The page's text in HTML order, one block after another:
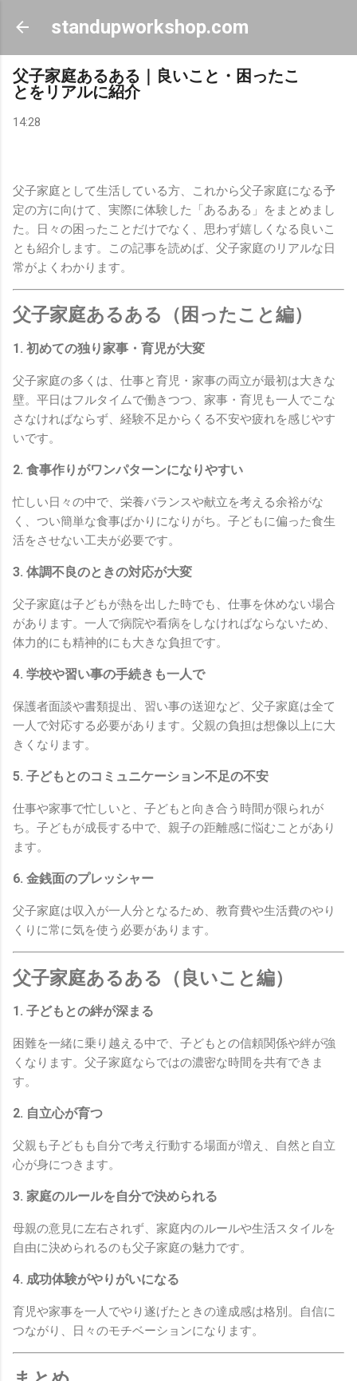
スキップしてメイン コンテンツに移動
standupworkshop.com
父子家庭あるある｜良いこと・困ったこ
とをリアルに紹介
14:28
父子家庭として生活している方、これから父子家庭になる予
定の方に向けて、実際に体験した「あるある」をまとめまし
た。日々の困ったことだけでなく、思わず嬉しくなる良いこ
とも紹介します。この記事を読めば、父子家庭のリアルな日
常がよくわかります。
父子家庭あるある（困ったこと編）
1. 初めての独り家事・育児が大変
父子家庭の多くは、仕事と育児・家事の両立が最初は大きな
壁。平日はフルタイムで働きつつ、家事・育児も一人でこな
さなければならず、経験不足からくる不安や疲れを感じやす
いです。
2. 食事作りがワンパターンになりやすい
忙しい日々の中で、栄養バランスや献立を考える余裕がな
く、つい簡単な食事ばかりになりがち。子どもに偏った食生
活をさせない工夫が必要です。
3. 体調不良のときの対応が大変
父子家庭は子どもが熱を出した時でも、仕事を休めない場合
があります。一人で病院や看病をしなければならないため、
体力的にも精神的にも大きな負担です。
4. 学校や習い事の手続きも一人で
保護者面談や書類提出、習い事の送迎など、父子家庭は全て
一人で対応する必要があります。父親の負担は想像以上に大
きくなります。
5. 子どもとのコミュニケーション不足の不安
仕事や家事で忙しいと、子どもと向き合う時間が限られが
ち。子どもが成長する中で、親子の距離感に悩むことがあり
ます。
6. 金銭面のプレッシャー
父子家庭は収入が一人分となるため、教育費や生活費のやり
くりに常に気を使う必要があります。
父子家庭あるある（良いこと編）
1. 子どもとの絆が深まる
困難を一緒に乗り越える中で、子どもとの信頼関係や絆が強
くなります。父子家庭ならではの濃密な時間を共有できま
す。
2. 自立心が育つ
父親も子どもも自分で考え行動する場面が増え、自然と自立
心が身につきます。
3. 家庭のルールを自分で決められる
母親の意見に左右されず、家庭内のルールや生活スタイルを
自由に決められるのも父子家庭の魅力です。
4. 成功体験がやりがいになる
育児や家事を一人でやり遂げたときの達成感は格別。自信に
つながり、日々のモチベーションになります。